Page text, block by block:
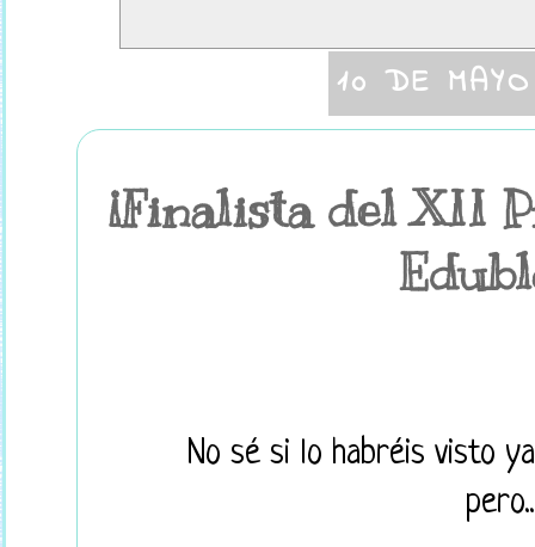
10 DE
¡Finalista del XII
No sé si lo habréis visto